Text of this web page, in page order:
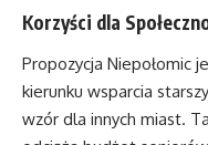
Korzyści dla
Propozycja Niepołomic
kierunku wsparcia
wzór dla innych miast.